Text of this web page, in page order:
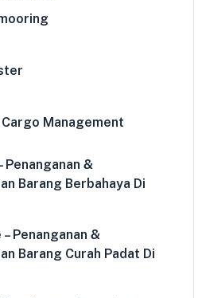
Management
Penanganan &
Barang Berbahaya Di
– Penanganan &
Barang Curah Padat Di